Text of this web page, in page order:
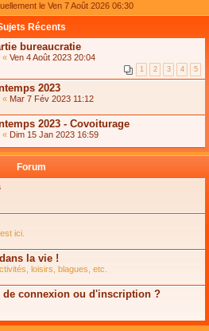
le Ven 7 Août 2026 06:30
Récents
bureaucratie
« Ven 4 Août 2023 20:04
1 2 3 4 5
2023
« Mar 7 Fév 2023 11:12
2023 - Covoiturage
« Dim 15 Jan 2023 16:59
Forum
ici.
la vie !
loisirs, blagues, etc.
de connexion ou d'inscription ?